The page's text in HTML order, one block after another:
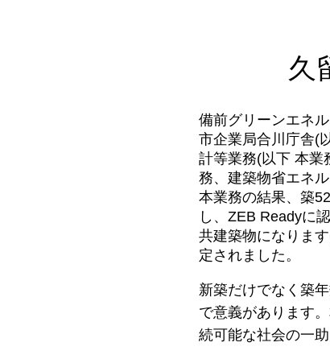
久
備前グリーンエネ
市企業局合川庁舎(
計等業務(以下 本業
務、建築物省エネ
本業務の結果、築
し、ZEB Readyに
共建築物になりま
定されました。
新築だけでなく築
で意義があります
続可能な社会の一